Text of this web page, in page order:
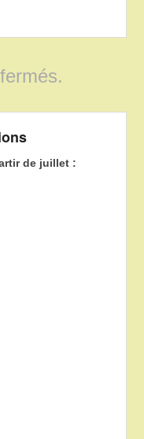
de juillet :